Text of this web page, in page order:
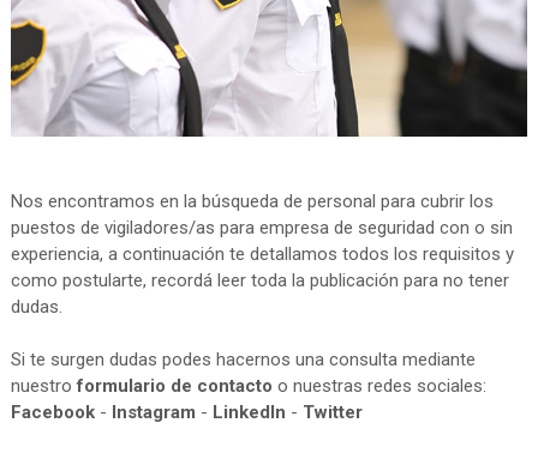
Nos encontramos en la búsqueda de personal para cubrir los
puestos de vigiladores/as para empresa de seguridad con o sin
experiencia, a continuación te detallamos todos los requisitos y
como postularte, recordá leer toda la publicación para no tener
dudas.
Si te surgen dudas podes hacernos una consulta mediante
nuestroformulario de contacto o nuestras redes sociales:
Facebook- Instagram - LinkedIn - Twitter